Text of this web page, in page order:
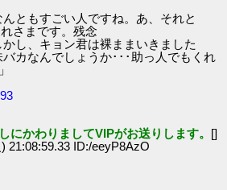
ともすごい人ですね。あ、それと
さまです。残念
、キョン君は裸ままいきました
カなんでしょうか･･･助っ人でもくれ
にかわりましてVIPがお送りします。 []
21:08:59.33 ID:/eeyP8AzO